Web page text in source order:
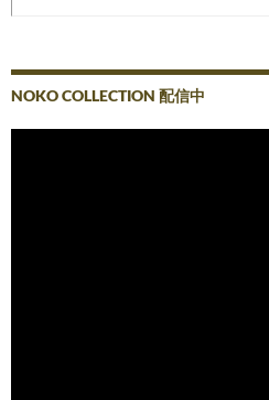
NOKO COLLECTION 配信中